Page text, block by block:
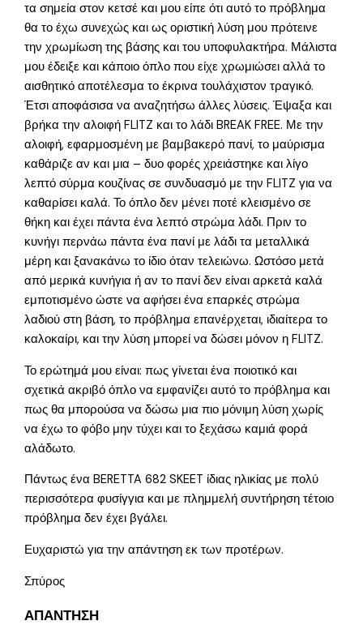
τα σημεία στον κετσέ και μου είπε ότι αυτό το πρόβλημα
θα το έχω συνεχώς και ως οριστική λύση μου πρότεινε
την χρωμίωση της βάσης και του υποφυλακτήρα. Μάλιστα
μου έδειξε και κάποιο όπλο που είχε χρωμιώσει αλλά το
αισθητικό αποτέλεσμα το έκρινα τουλάχιστον τραγικό.
Έτσι αποφάσισα να αναζητήσω άλλες λύσεις. Έψαξα και
βρήκα την αλοιφή FLITZ και το λάδι BREAK FREE. Με την
αλοιφή, εφαρμοσμένη με βαμβακερό πανί, το μαύρισμα
καθάριζε αν και μια – δυο φορές χρειάστηκε και λίγο
λεπτό σύρμα κουζίνας σε συνδυασμό με την FLITZ για να
καθαρίσει καλά. Το όπλο δεν μένει ποτέ κλεισμένο σε
θήκη και έχει πάντα ένα λεπτό στρώμα λάδι. Πριν το
κυνήγι περνάω πάντα ένα πανί με λάδι τα μεταλλικά
μέρη και ξανακάνω το ίδιο όταν τελειώνω. Ωστόσο μετά
από μερικά κυνήγια ή αν το πανί δεν είναι αρκετά καλά
εμποτισμένο ώστε να αφήσει ένα επαρκές στρώμα
λαδιού στη βάση, το πρόβλημα επανέρχεται, ιδιαίτερα το
καλοκαίρι, και την λύση μπορεί να δώσει μόνον η FLITZ.
Το ερώτημά μου είναι: πως γίνεται ένα ποιοτικό και
σχετικά ακριβό όπλο να εμφανίζει αυτό το πρόβλημα και
πως θα μπορούσα να δώσω μια πιο μόνιμη λύση χωρίς
να έχω το φόβο μην τύχει και το ξεχάσω καμιά φορά
αλάδωτο.
Πάντως ένα BERETTA 682 SKEET ίδιας ηλικίας με πολύ
περισσότερα φυσίγγια και με πλημμελή συντήρηση τέτοιο
πρόβλημα δεν έχει βγάλει.
Ευχαριστώ για την απάντηση εκ των προτέρων.
Σπύρος
ΑΠΑΝΤΗΣΗ